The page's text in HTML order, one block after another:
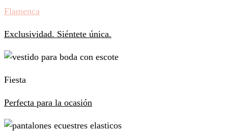
Flamenca
Exclusividad. Siéntete única.
Fiesta
Perfecta para la ocasión